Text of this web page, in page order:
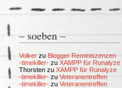
– soeben –
Volker zu Blogger Reminiszenzen
-timekiller- zu XAMPP für Runalyze
Thorsten zu XAMPP für Runalyze
-timekiller- zu Veteranentreffen
-timekiller- zu Veteranentreffen